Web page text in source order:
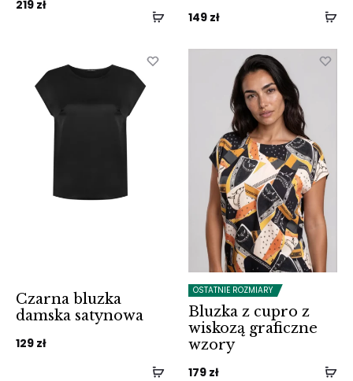
219 zł
149 zł
Czarna bluzka
damska satynowa
129 zł
OSTATNIE ROZMIARY
Bluzka z cupro z
wiskozą graficzne
wzory
179 zł